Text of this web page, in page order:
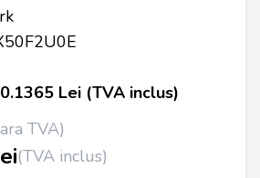
0.1365 Lei (TVA inclus)
TVA)
(TVA inclus)